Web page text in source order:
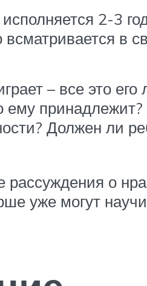
2-3
в
– все это его
ему
Должен ли
о
уже могут